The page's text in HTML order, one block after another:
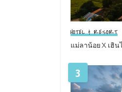
HOTEL & RESORT
แม่ลาน้อย X เฮิน
3